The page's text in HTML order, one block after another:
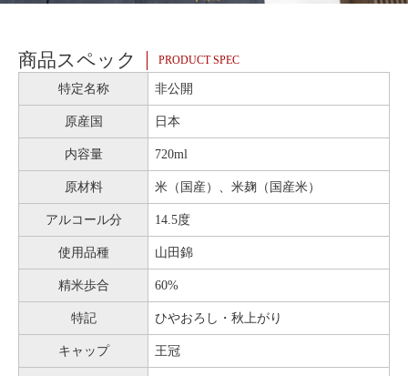
商品スペック PRODUCT SPEC
特定名称 非公開
原産国 日本
内容量 720ml
原材料 米（国産）、米麹（国産米）
アルコール分 14.5度
使用品種 山田錦
精米歩合 60%
特記 ひやおろし・秋上がり
キャップ 王冠